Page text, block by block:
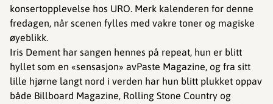
konsertopplevelse hos URO. Merk kalenderen for denne
fredagen, når scenen fylles med vakre toner og magiske
øyeblikk.
Iris Dement har sangen hennes på repeat, hun er blitt
hyllet som en «sensasjon» avPaste Magazine, og fra sitt
lille hjørne langt nord i verden har hun blitt plukket oppav
både Billboard Magazine, Rolling Stone Country og